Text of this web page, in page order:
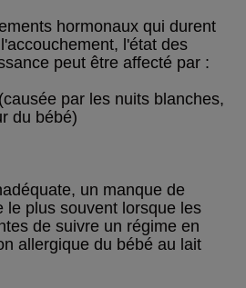
hormonaux qui durent
l'état des
peut être affecté par :
par les nuits blanches,
du bébé)
un manque de
le plus souvent lorsque les
de suivre un régime en
allergique du bébé au lait